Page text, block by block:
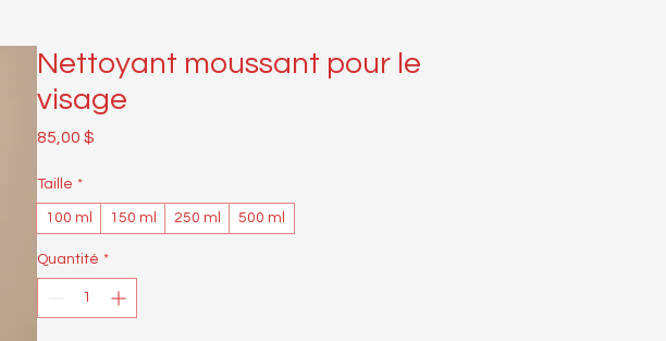
Nettoyant moussant pour le
visage
85,00 $
Taille *
100 ml 150 ml 250 ml 500 ml
Quantité *